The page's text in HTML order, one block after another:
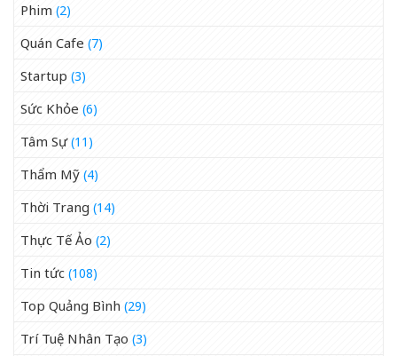
Phim (2)
Quán Cafe (7)
Startup (3)
Sức Khỏe (6)
Tâm Sự(11)
Thẩm Mỹ (4)
Thời Trang (14)
Thực Tế Ảo (2)
Tin tức (108)
Top Quảng Bình (29)
Trí Tuệ Nhân Tạo (3)